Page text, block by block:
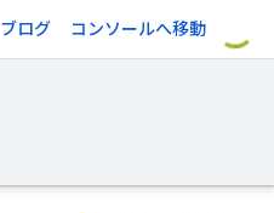
ブログ コンソールへ移動